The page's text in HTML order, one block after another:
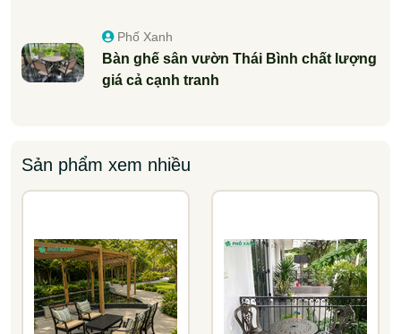
Phố Xanh
Bàn ghế sân vườn Thái Bình chất lượng
giá cả cạnh tranh
Sản phẩm xem nhiều